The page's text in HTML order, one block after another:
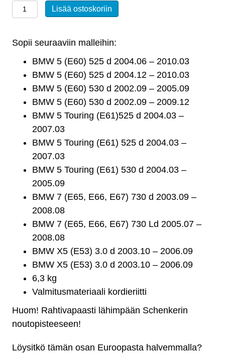
Hiukkassuodatin,
DPF
5
E60/E61
525D
määrä
Lisää ostoskoriin
Sopii seuraaviin malleihin:
BMW 5 (E60) 525 d 2004.06 – 2010.03
BMW 5 (E60) 525 d 2004.12 – 2010.03
BMW 5 (E60) 530 d 2002.09 – 2005.09
BMW 5 (E60) 530 d 2002.09 – 2009.12
BMW 5 Touring (E61)525 d 2004.03 –
2007.03
BMW 5 Touring (E61) 525 d 2004.03 –
2007.03
BMW 5 Touring (E61) 530 d 2004.03 –
2005.09
BMW 7 (E65, E66, E67) 730 d 2003.09 –
2008.08
BMW 7 (E65, E66, E67) 730 Ld 2005.07 –
2008.08
BMW X5 (E53) 3.0 d 2003.10 – 2006.09
BMW X5 (E53) 3.0 d 2003.10 – 2006.09
6,3 kg
Valmitusmateriaali kordieriitti
Huom! Rahtivapaasti lähimpään Schenkerin
noutopisteeseen!
Löysitkö tämän osan Euroopasta halvemmalla?